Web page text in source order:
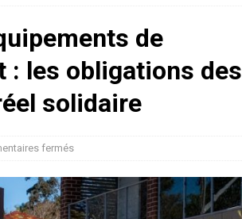
de
: les obligations des
solidaire
fermés